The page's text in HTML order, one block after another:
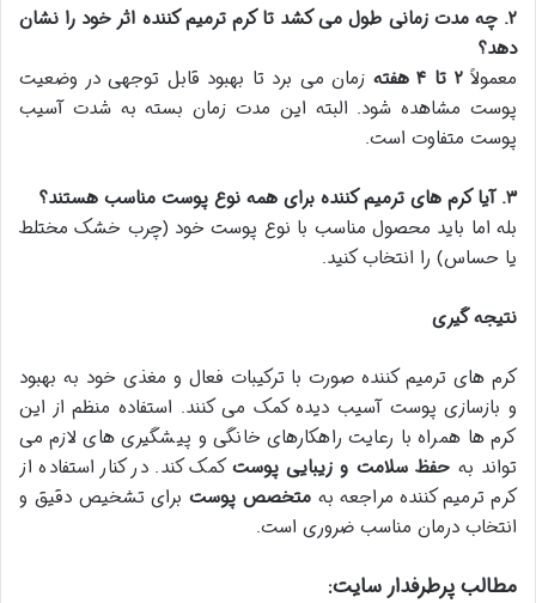
۲.چه مدت زمانی طول می کشد تا کرم ترمیم کننده اثر خود را نشان
دهد؟
معمولاً۲ تا ۴هفته زمان می برد تا بهبود قابل توجهی در وضعیت
پوست مشاهده شود. البته این مدت زمان بسته به شدت آسیب
پوست متفاوت است.
۳.آیا کرم های ترمیم کننده برای همه نوع پوست مناسب هستند؟
بله اما باید محصول مناسب با نوع پوست خود (چرب خشک مختلط
یا حساس) را انتخاب کنید.
نتیجه گیری
کرم های ترمیم کننده صورت با ترکیبات فعال و مغذی خود به بهبود
و بازسازی پوست آسیب دیده کمک می کنند. استفاده منظم از این
کرم ها همراه با رعایت راهکارهای خانگی و پیشگیری های لازم می
تواند به حفظ سلامت و زیبایی پوستکمک کند. در کنار استفاده از
کرم ترمیم کننده مراجعه به متخصص پوستبرای تشخیص دقیق و
انتخاب درمان مناسب ضروری است.
مطالب پرطرفدار سایت: